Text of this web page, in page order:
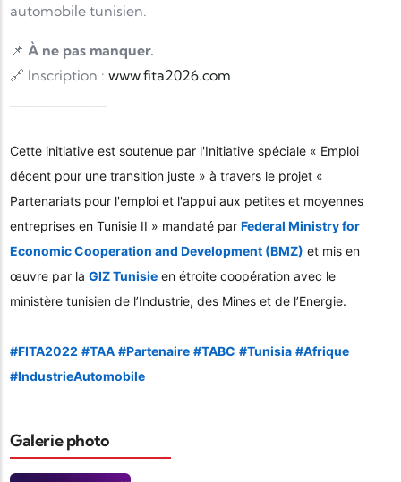
automobile tunisien.
📌 À ne pas manquer.
🔗 Inscription : www.fita2026.com
Cette initiative est soutenue par l'Initiative spéciale « Emploi
décent pour une transition juste » à travers le projet «
Partenariats pour l'emploi et l'appui aux petites et moyennes
entreprises en Tunisie II » mandaté par Federal Ministry for
Economic Cooperation and Development (BMZ) et mis en
œuvre par la GIZ Tunisie en étroite coopération avec le
ministère tunisien de l’Industrie, des Mines et de l’Energie.
hashtag
#FITA2022
hashtag
#TAA
hashtag
#Partenaire
hashtag
#TABC
hashtag
#Tunisia
hashtag
#Afrique
hashtag
#IndustrieAutomobile
Galerie photo